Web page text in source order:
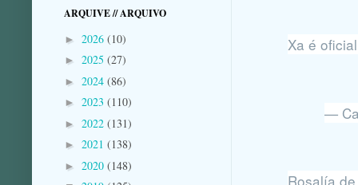
Xa é
—
Rosalía
ARQUIVE // ARQUIVO
► 2026 (10)
► 2025 (27)
► 2024 (86)
► 2023 (110)
► 2022 (131)
► 2021 (138)
► 2020 (148)